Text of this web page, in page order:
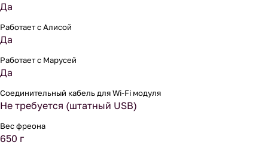
Да
Работает с Алисой
Да
Работает с Марусей
Да
Соединительный кабель для Wi-Fi модуля
Не требуется (штатный USB)
Вес фреона
650 г